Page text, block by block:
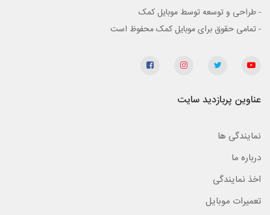
- طراحی و توسعه توسط موبایل کمک
- تمامی حقوق برای موبایل کمک محفوظ است
عناوین پربازدید سایت
نمایندگی ها
درباره ما
اخذ نمایندگی
تعمیرات موبایل